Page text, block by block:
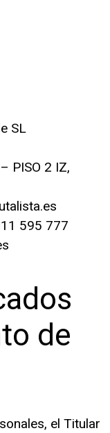
SL
PISO 2 IZ,
595 777
de
el Titular